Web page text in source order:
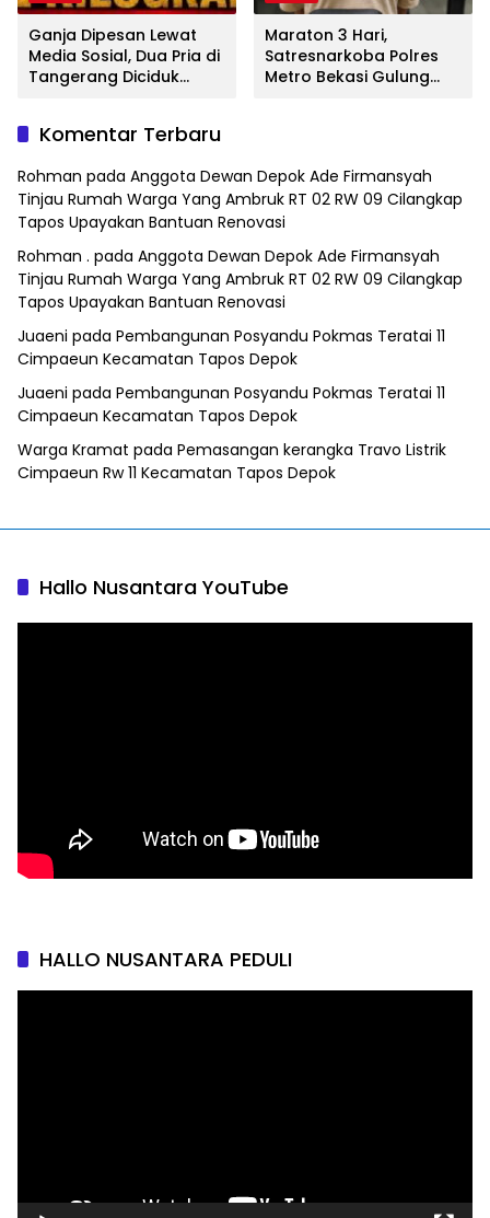
Ganja Dipesan Lewat
Media Sosial, Dua Pria di
Tangerang Diciduk
Maraton 3 Hari,
Satresnarkoba Polres
Metro Bekasi Gulung
Komentar Terbaru
Rohman pada Anggota Dewan Depok Ade Firmansyah
Tinjau Rumah Warga Yang Ambruk RT 02 RW 09 Cilangkap
Tapos Upayakan Bantuan Renovasi
Rohman . pada Anggota Dewan Depok Ade Firmansyah
Tinjau Rumah Warga Yang Ambruk RT 02 RW 09 Cilangkap
Tapos Upayakan Bantuan Renovasi
Juaeni pada Pembangunan Posyandu Pokmas Teratai 11
Cimpaeun Kecamatan Tapos Depok
Juaeni pada Pembangunan Posyandu Pokmas Teratai 11
Cimpaeun Kecamatan Tapos Depok
Warga Kramat pada Pemasangan kerangka Travo Listrik
Cimpaeun Rw 11 Kecamatan Tapos Depok
Hallo Nusantara YouTube
HALLO NUSANTARA PEDULI